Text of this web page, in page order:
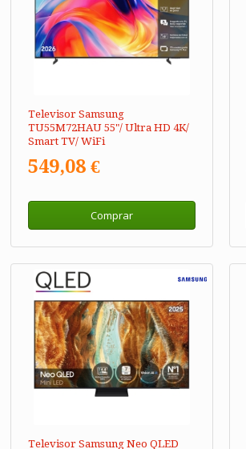
Televisor Samsung
TU55M72HAU 55"/ Ultra HD 4K/
Smart TV/ WiFi
549,08 €
Comprar
Televisor Samsung Neo QLED